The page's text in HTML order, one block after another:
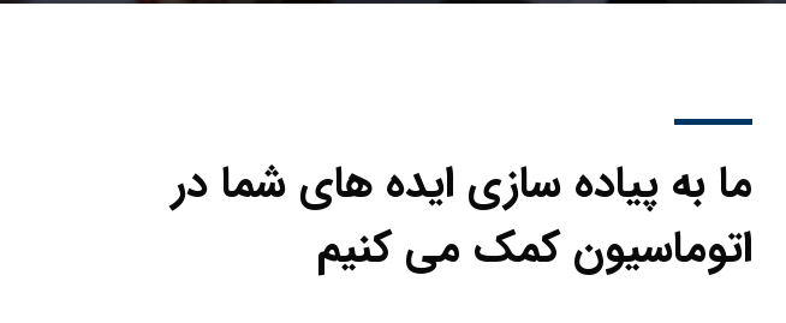
ما به پیاده سازی ایده های شما در
اتوماسیون کمک می کنیم